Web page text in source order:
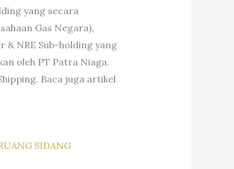
yang secara
Gas Negara),
& NRE Sub-holding yang
oleh PT Patra Niaga.
Baca juga artikel
SIDANG